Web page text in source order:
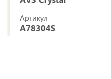
Артикул
A78304S